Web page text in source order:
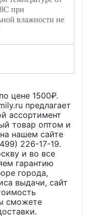
при
влажности не
цене 1500₽.
предлагает
ассортимент
товар оптом и
нашем сайте
226-17-19.
и во все
гарантию
города,
выдачи, сайт
сможете